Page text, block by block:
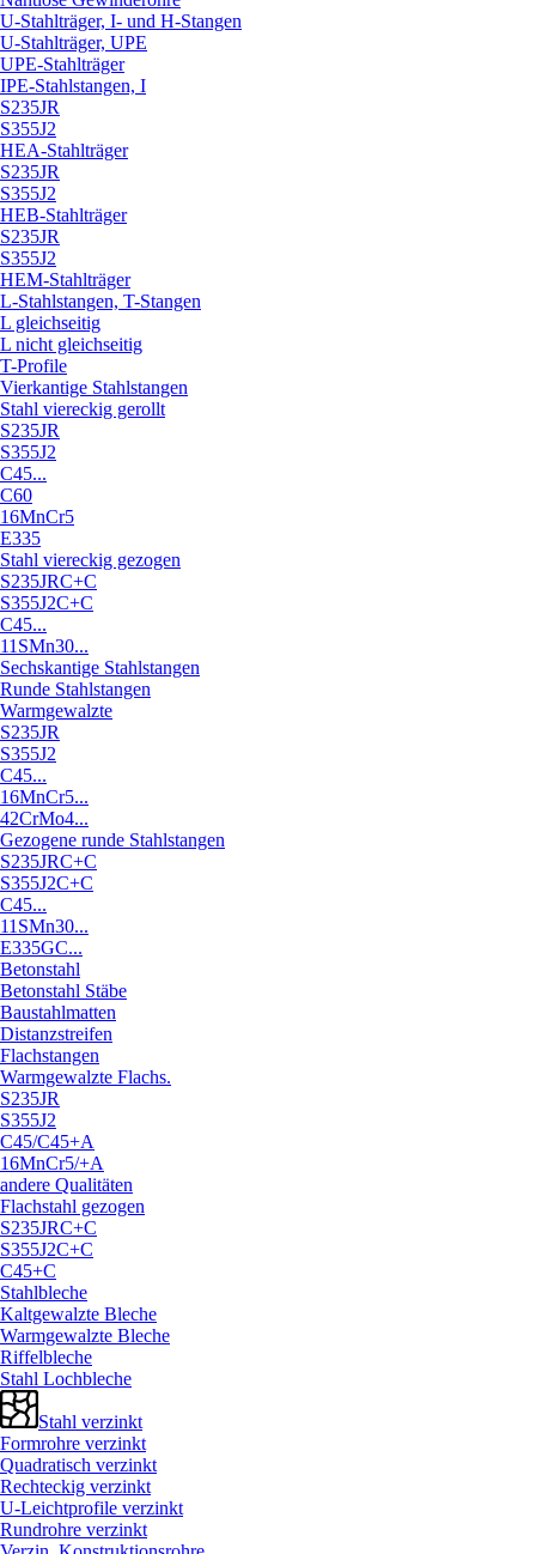
U-Stahlträger, I- und H-Stangen
U-Stahlträger, UPE
UPE-Stahlträger
IPE-Stahlstangen, I
S235JR
S355J2
HEA-Stahlträger
S235JR
S355J2
HEB-Stahlträger
S235JR
S355J2
HEM-Stahlträger
L-Stahlstangen, T-Stangen
L gleichseitig
L nicht gleichseitig
T-Profile
Vierkantige Stahlstangen
Stahl viereckig gerollt
S235JR
S355J2
C45...
C60
16MnCr5
E335
Stahl viereckig gezogen
S235JRC+C
S355J2C+C
C45...
11SMn30...
Sechskantige Stahlstangen
Runde Stahlstangen
Warmgewalzte
S235JR
S355J2
C45...
16MnCr5...
42CrMo4...
Gezogene runde Stahlstangen
S235JRC+C
S355J2C+C
C45...
11SMn30...
E335GC...
Betonstahl
Betonstahl Stäbe
Baustahlmatten
Distanzstreifen
Flachstangen
Warmgewalzte Flachs.
S235JR
S355J2
C45/C45+A
16MnCr5/+A
andere Qualitäten
Flachstahl gezogen
S235JRC+C
S355J2C+C
C45+C
Stahlbleche
Kaltgewalzte Bleche
Warmgewalzte Bleche
Riffelbleche
Stahl Lochbleche
Stahl verzinkt
Formrohre verzinkt
Quadratisch verzinkt
Rechteckig verzinkt
U-Leichtprofile verzinkt
Rundrohre verzinkt